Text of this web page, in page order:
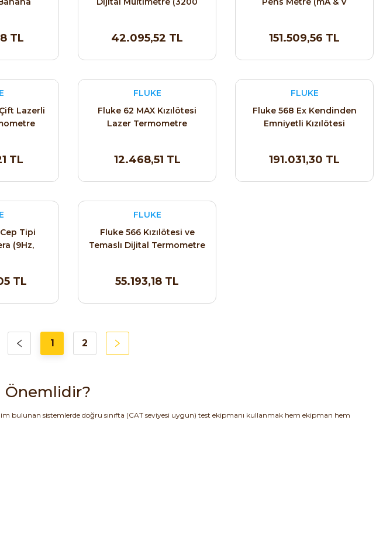
TL 42.095,52 TL 151.509,56 TL
Lazerli
TL
FLUKE
Fluke 62 MAX Kızılötesi
Lazer Termometre
12.468,51 TL
FLUKE
Fluke 568 Ex Kendinden
Emniyetli Kızılötesi
191.031,30 TL
Tipi
(9Hz,
TL
FLUKE
Fluke 566 Kızılötesi ve
Temaslı Dijital Termometre
55.193,18 TL
1 2
Önemlidir?
bulunan sistemlerde doğru sınıfta (CAT seviyesi uygun) test ekipmanı kullanmak hem ekipman hem